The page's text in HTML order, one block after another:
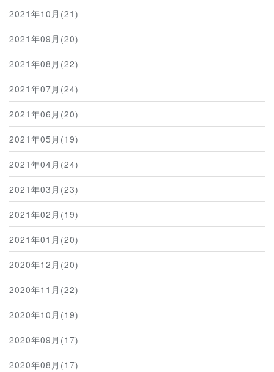
2021年10月(21)
2021年09月(20)
2021年08月(22)
2021年07月(24)
2021年06月(20)
2021年05月(19)
2021年04月(24)
2021年03月(23)
2021年02月(19)
2021年01月(20)
2020年12月(20)
2020年11月(22)
2020年10月(19)
2020年09月(17)
2020年08月(17)